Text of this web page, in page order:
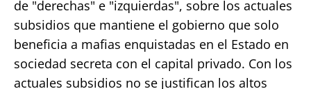
de "derechas" e "izquierdas", sobre los actuales
subsidios que mantiene el gobierno que solo
beneficia a mafias enquistadas en el Estado en
sociedad secreta con el capital privado. Con los
actuales subsidios no se justifican los altos